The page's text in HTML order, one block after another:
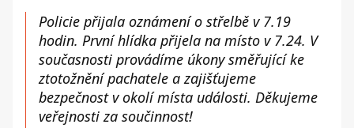
Policie přijala oznámení o střelbě v 7.19
hodin. První hlídka přijela na místo v 7.24. V
současnosti provádíme úkony směřující ke
ztotožnění pachatele a zajišťujeme
bezpečnost v okolí místa události. Děkujeme
veřejnosti za součinnost!